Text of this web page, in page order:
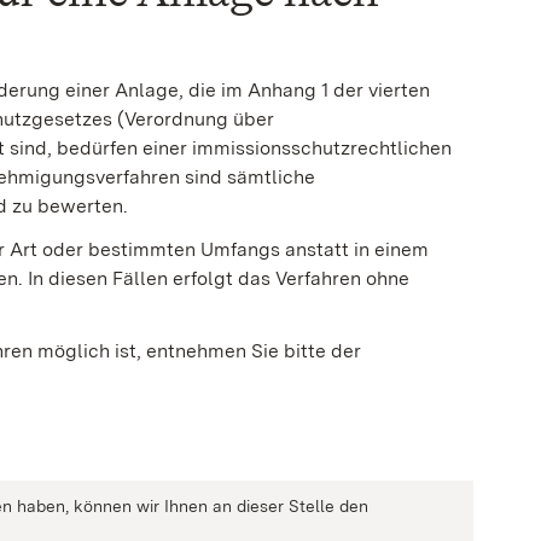
einer Anlage, die im Anhang 1 der vierten
(Verordnung über
bedürfen einer immissionsschutzrechtlichen
sind sämtliche
zu bewerten.
oder bestimmten Umfangs anstatt in einem
In diesen Fällen erfolgt das Verfahren ohne
möglich ist, entnehmen Sie bitte der
haben, können wir Ihnen an dieser Stelle den